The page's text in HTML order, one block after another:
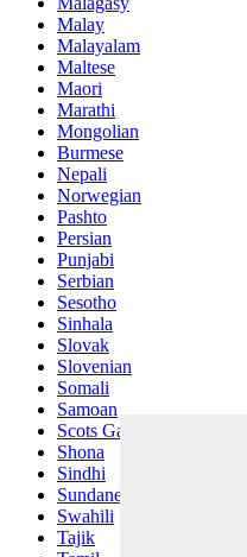
Malay
Malayalam
Maltese
Maori
Marathi
Mongolian
Burmese
Nepali
Norwegian
Pashto
Persian
Punjabi
Serbian
Sesotho
Sinhala
Slovak
Slovenian
Somali
Samoan
Scots Gaelic
Shona
Sindhi
Sundanese
Swahili
Tajik